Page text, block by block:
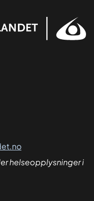
helseopplysninger i